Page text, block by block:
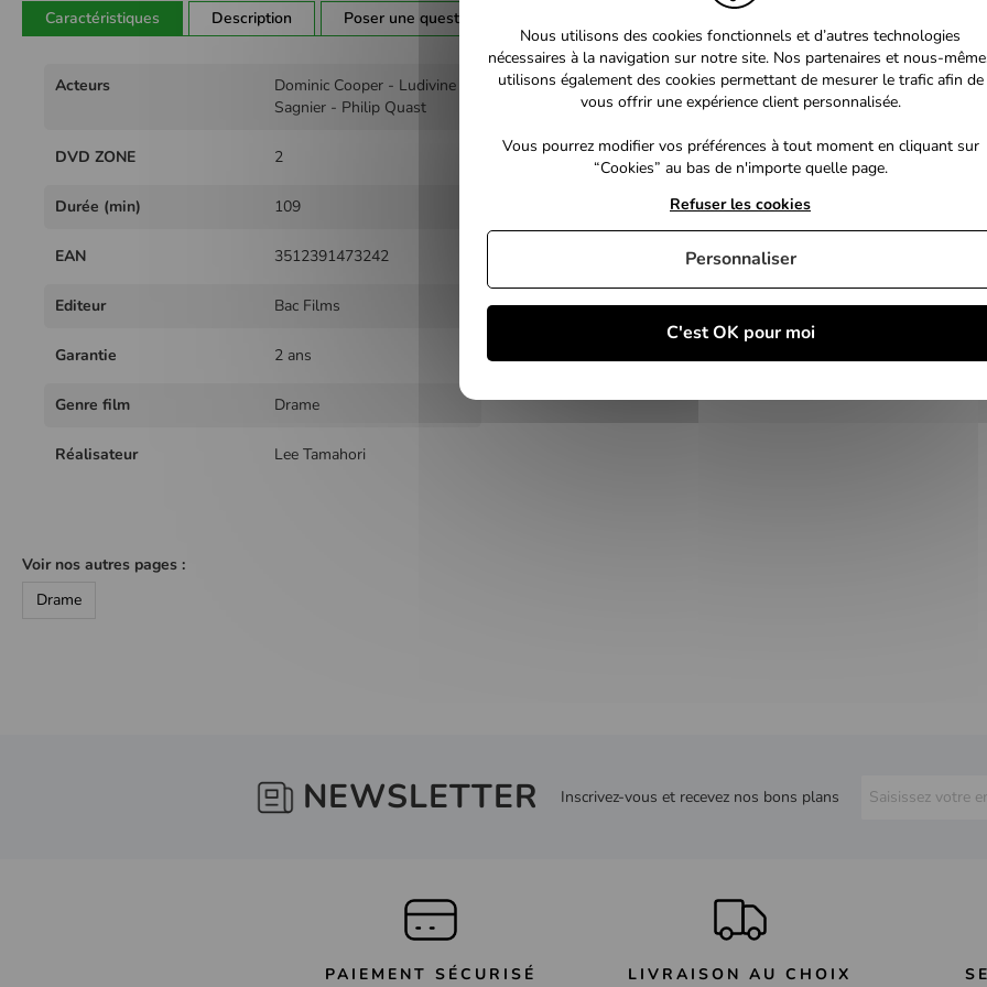
Caractéristiques
d'infos
Acteurs
Dominic Cooper - Ludivine
Sagnier - Philip Quast
DVD ZONE 2
Durée (min) 109
EAN 3512391473242
Editeur Bac Films
Garantie 2 ans
Genre film Drame
Réalisateur Lee Tamahori
Description Poser une question
Voir nos autres pages :
Drame
NEWSLETTER Inscrivez-vous et recevez nos bons plans
PAIEMENT SÉCURISÉ LIVRAISON AU CHOIX
Nous utilisons des cookies fonctionnels et d’autres technologies
nécessaires à la navigation sur notre site. Nos partenaires et nous-
utilisons également des cookies permettant de mesurer le trafic afin de
vous offrir une expérience client personnalisée.
Vous pourrez modifier vos préférences à tout moment en cliquant sur
“Cookies” au bas de n'importe quelle page.
C'est OK pour moi
Refuser les cookies
Personnaliser